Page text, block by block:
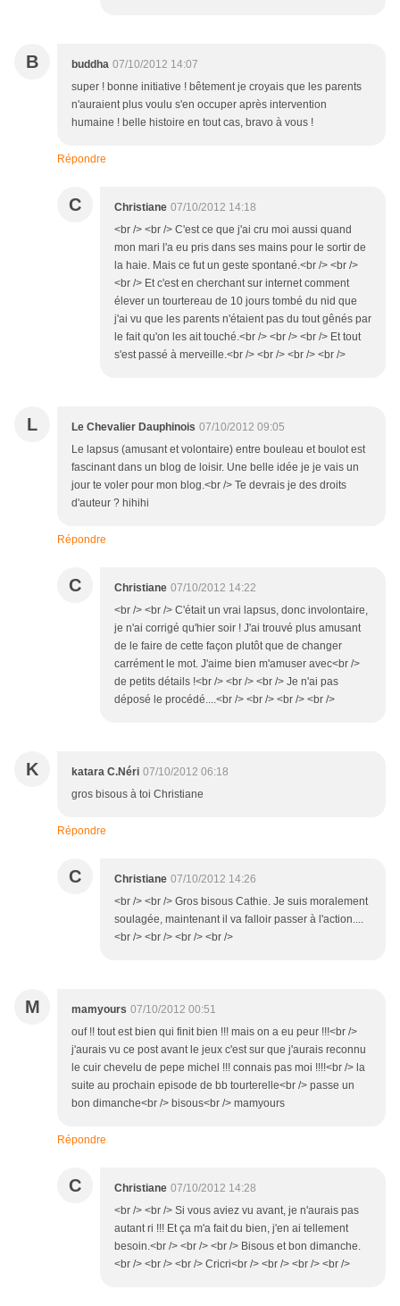
B buddha 07/10/2012 14:07
super ! bonne initiative ! bêtement je croyais que les parents
n'auraient plus voulu s'en occuper après intervention
humaine ! belle histoire en tout cas, bravo à vous !
Répondre
C Christiane 07/10/2012 14:18
<br /> <br /> C'est ce que j'ai cru moi aussi quand
mon mari l'a eu pris dans ses mains pour le sortir de
la haie. Mais ce fut un geste spontané.<br /> <br />
<br /> Et c'est en cherchant sur internet comment
élever un tourtereau de 10 jours tombé du nid que
j'ai vu que les parents n'étaient pas du tout gênés par
le fait qu'on les ait touché.<br /> <br /> <br /> Et tout
s'est passé à merveille.<br /> <br /> <br /> <br />
L Le Chevalier Dauphinois 07/10/2012 09:05
Le lapsus (amusant et volontaire) entre bouleau et boulot est
fascinant dans un blog de loisir. Une belle idée je je vais un
jour te voler pour mon blog.<br /> Te devrais je des droits
d'auteur ? hihihi
Répondre
C Christiane 07/10/2012 14:22
<br /> <br /> C'était un vrai lapsus, donc involontaire,
je n'ai corrigé qu'hier soir ! J'ai trouvé plus amusant
de le faire de cette façon plutôt que de changer
carrément le mot. J'aime bien m'amuser avec<br />
de petits détails !<br /> <br /> <br /> Je n'ai pas
déposé le procédé....<br /> <br /> <br /> <br />
K katara C.Néri 07/10/2012 06:18
gros bisous à toi Christiane
Répondre
C Christiane 07/10/2012 14:26
<br /> <br /> Gros bisous Cathie. Je suis moralement
soulagée, maintenant il va falloir passer à l'action....
<br /> <br /> <br /> <br />
M mamyours 07/10/2012 00:51
ouf !! tout est bien qui finit bien !!! mais on a eu peur !!!<br />
j'aurais vu ce post avant le jeux c'est sur que j'aurais reconnu
le cuir chevelu de pepe michel !!! connais pas moi !!!!<br /> la
suite au prochain episode de bb tourterelle<br /> passe un
bon dimanche<br /> bisous<br /> mamyours
Répondre
C Christiane 07/10/2012 14:28
<br /> <br /> Si vous aviez vu avant, je n'aurais pas
autant ri !!! Et ça m'a fait du bien, j'en ai tellement
besoin.<br /> <br /> <br /> Bisous et bon dimanche.
<br /> <br /> <br /> Cricri<br /> <br /> <br /> <br />